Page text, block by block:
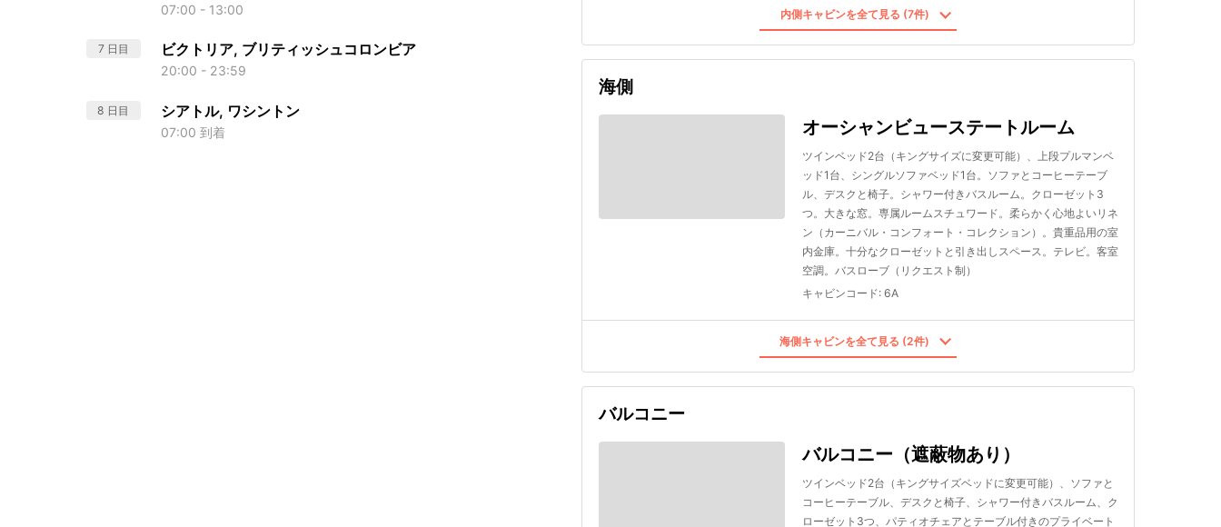
07:00 - 13:00
7 日目 ビクトリア, ブリティッシュコロンビア
20:00 - 23:59
8 日目 シアトル, ワシントン
07:00 到着
内側キャビンを全て見る (7件)
海側
オーシャンビューステートルーム
ツインベッド2台（キングサイズに変更可能）、上段プルマンベ
ッド1台、シングルソファベッド1台。ソファとコーヒーテーブ
ル、デスクと椅子。シャワー付きバスルーム。クローゼット3
つ。大きな窓。専属ルームスチュワード。柔らかく心地よいリネ
ン（カーニバル・コンフォート・コレクション）。貴重品用の室
内金庫。十分なクローゼットと引き出しスペース。テレビ。客室
空調。バスローブ（リクエスト制）
キャビンコード: 6A
海側キャビンを全て見る (2件)
バルコニー
バルコニー（遮蔽物あり）
ツインベッド2台（キングサイズベッドに変更可能）、ソファと
コーヒーテーブル、デスクと椅子、シャワー付きバスルーム、ク
ローゼット3つ、パティオチェアとテーブル付きのプライベート